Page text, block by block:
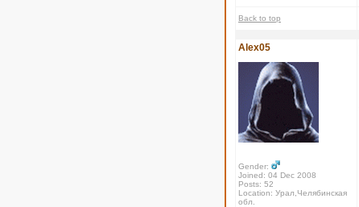
Back to top
Alex05
Gender:
Joined: 04 Dec 2008
Posts: 52
Location: Урал,Челябинская
обл.